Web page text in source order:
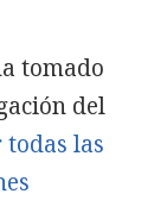
tomado
del
las